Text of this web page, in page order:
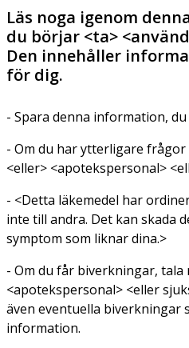
Läs noga igenom
du börjar <ta>
Den innehåller
för dig.
- Spara denna information,
- Om du har ytterligare frågor
<eller> <apotekspersonal>
- <Detta läkemedel har
inte till andra. Det kan skada
symptom som liknar dina.>
- Om du får biverkningar, tala
<apotekspersonal> <eller
även eventuella biverkningar
information.